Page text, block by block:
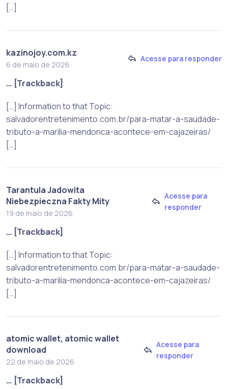
[…]
kazinojoy.com.kz
6 de maio de 2026
Acesse para responder
… [Trackback]
[…] Information to that Topic:
salvadorentretenimento.com.br/para-matar-a-saudade-
tributo-a-marilia-mendonca-acontece-em-cajazeiras/
[…]
Tarantula Jadowita
Niebezpieczna Fakty Mity
19 de maio de 2026
Acesse para
responder
… [Trackback]
[…] Information to that Topic:
salvadorentretenimento.com.br/para-matar-a-saudade-
tributo-a-marilia-mendonca-acontece-em-cajazeiras/
[…]
atomic wallet, atomic wallet
download
22 de maio de 2026
Acesse para
responder
… [Trackback]